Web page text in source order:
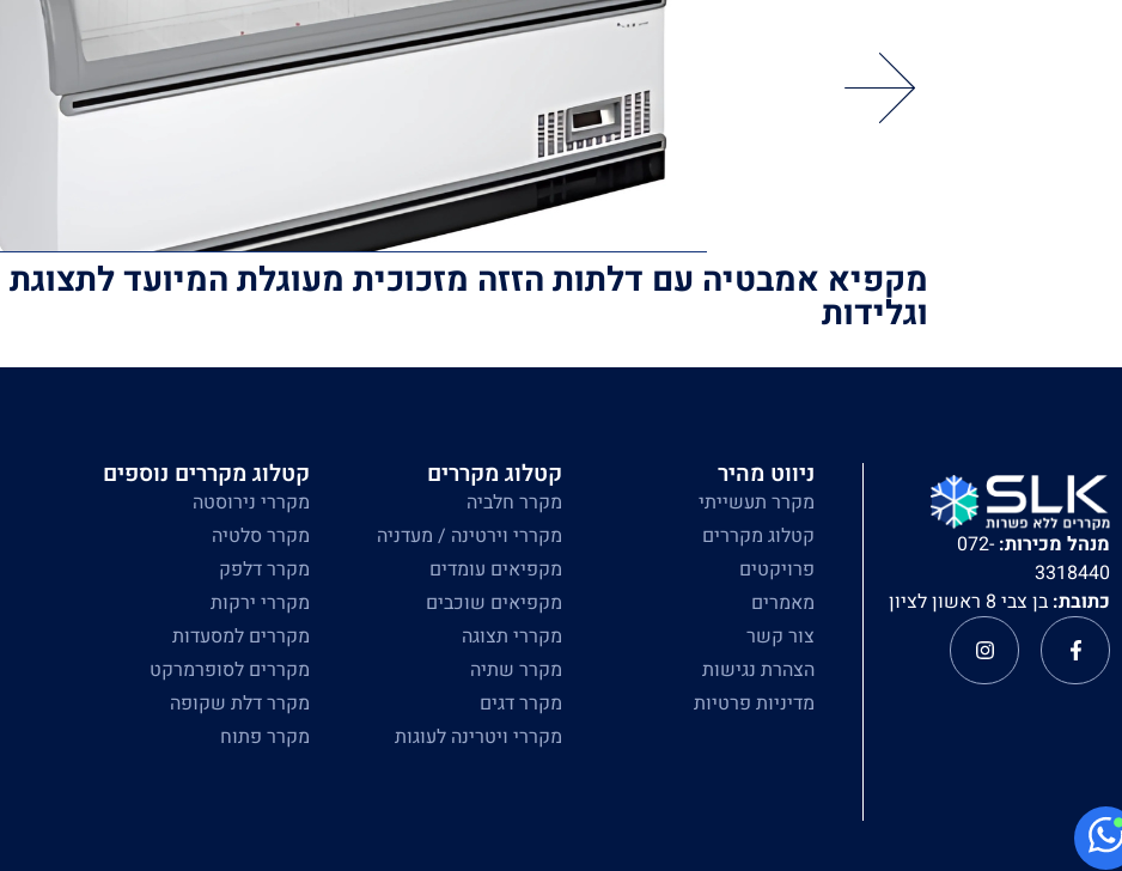
מקפיא אמבטיה עם דלתות הזזה מזכוכית מעוגלת המיועד לתצוגת
וגלידות
מנהל מכירות: 072-
3318440
כתובת: בן צבי 8 ראשון לציון
ניווט מהיר
מקרר תעשייתי
קטלוג מקררים
פרויקטים
מאמרים
צור קשר
הצהרת נגישות
מדיניות פרטיות
קטלוג מקררים
מקרר חלביה
מקררי וירטינה / מעדניה
מקפיאים עומדים
מקפיאים שוכבים
מקררי תצוגה
מקרר שתיה
מקרר דגים
מקררי ויטרינה לעוגות
קטלוג מקררים נוספים
מקררי נירוסטה
מקרר סלטיה
מקרר דלפק
מקררי ירקות
מקררים למסעדות
מקררים לסופרמרקט
מקרר דלת שקופה
מקרר פתוח